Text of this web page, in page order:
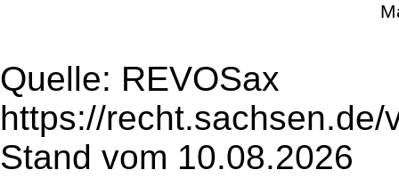
Quelle: REVOSax
https://
Stand vom 10.08.2026